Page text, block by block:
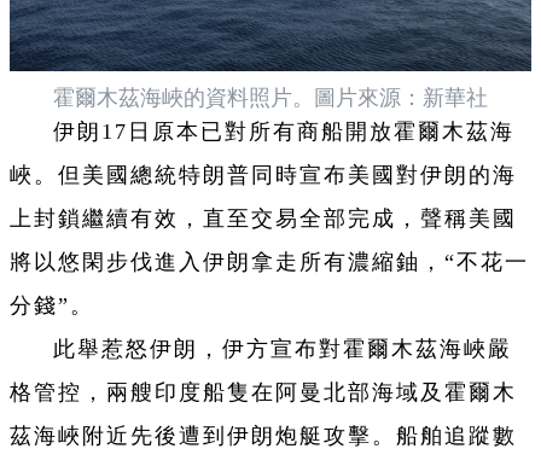
霍爾木茲海峽的資料照片。圖片來源：新華社
伊朗17日原本已對所有商船開放霍爾木茲海
峽。但美國總統特朗普同時宣布美國對伊朗的海
上封鎖繼續有效，直至交易全部完成，聲稱美國
將以悠閑步伐進入伊朗拿走所有濃縮鈾，“不花一
分錢”。
此舉惹怒伊朗，伊方宣布對霍爾木茲海峽嚴
格管控，兩艘印度船隻在阿曼北部海域及霍爾木
茲海峽附近先後遭到伊朗炮艇攻擊。船舶追蹤數